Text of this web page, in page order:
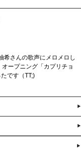
希さんの歌声にメロメロし
ープニング「カプリチョ
です（TT;)